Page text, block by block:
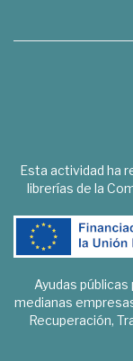
Esta actividad ha
librerías de la
Ayudas
medianas
Recuperación,